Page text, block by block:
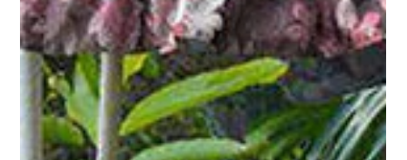
31 de ago. de 2018
SPCine investirá R$ 7 milhões em filmes
paulistanos